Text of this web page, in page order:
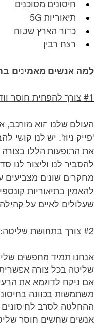
חיסונים מסוכנים
תיאוריות 5G
כדור הארץ שטוח
רצח רבין
למה אנשים מאמינים
#1 צורך להפחית חוסר
העולם שלנו הוא מורכב,
'פייק ניוז'. יש לנו קושי
את התופעות הללו בצורה
להסביר לנו וליצור לנו
מחקרים שונים
להאמין בתיאוריות
שעלולים לאיים על
#2 צורך בתחושת שליטה:
אנחנו תמיד מחפשים
שליטה בכל צורה
אם ניקח לדוגמא את
משתמשות בכוונה
ההחלטה לסרב
אנשים שחשים חוסר